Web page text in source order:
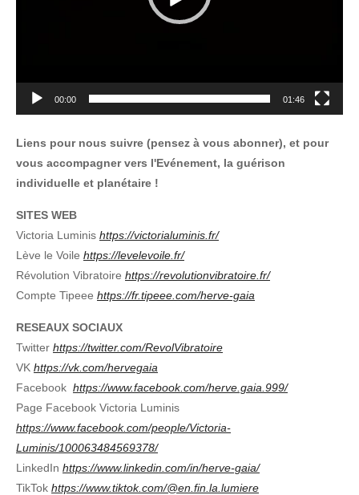
00:00 01:46
Liens pour nous suivre (pensez à vous abonner), et pour
vous accompagner vers l'Evénement, la guérison
individuelle et planétaire !
SITES WEB
Victoria Luminis https://victorialuminis.fr/
Lève le Voile https://levelevoile.fr/
Révolution Vibratoire https://revolutionvibratoire.fr/
Compte Tipeee https://fr.tipeee.com/herve-gaia
RESEAUX SOCIAUX
Twitter https://twitter.com/RevolVibratoire
VK https://vk.com/hervegaia
Facebook https://www.facebook.com/herve.gaia.999/
Page Facebook Victoria Luminis
https://www.facebook.com/people/Victoria-
Luminis/100063484569378/
LinkedIn https://www.linkedin.com/in/herve-gaia/
TikTok https://www.tiktok.com/@en.fin.la.lumiere